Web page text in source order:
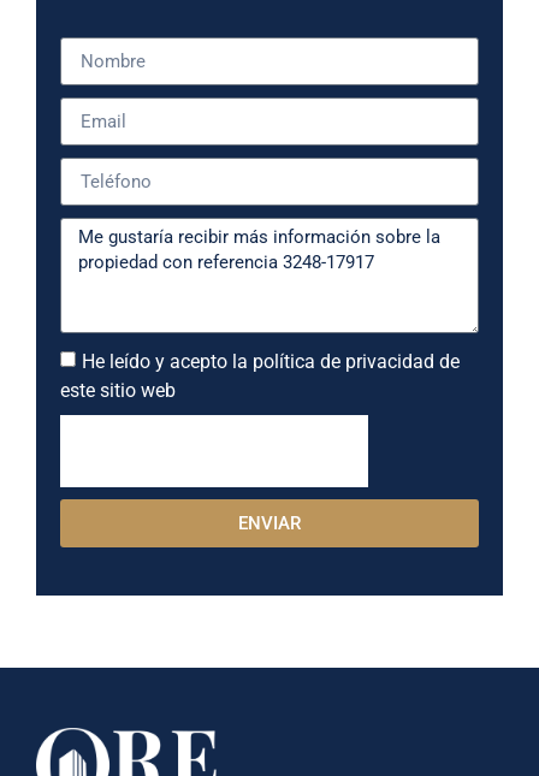
He leído y acepto la política de privacidad de
este sitio web
ENVIAR